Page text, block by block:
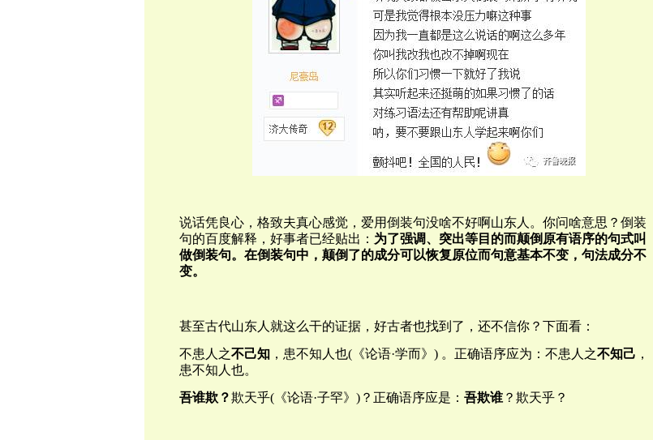
说话凭良心，格致夫真心感觉，爱用倒装句没啥不好啊山东人。你问啥意思？倒装
句的百度解释，好事者已经贴出： 为了强调、突出等目的而颠倒原有语序的句式叫
做倒装句。在倒装句中，颠倒了的成分可以恢复原位而句意基本不变，句法成分不
变。
甚至古代山东人就这么干的证据，好古者也找到了，还不信你？下面看：
不患人之不己知，患不知人也(《论语·学而》) 。正确语序应为：不患人之不知己 ，
患不知人也。
吾谁欺？欺天乎(《论语·子罕》)？正确语序应是： 吾欺谁？欺天乎？